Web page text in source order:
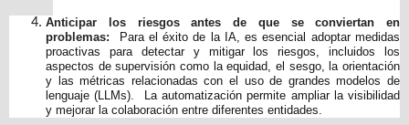
Anticipar los riesgos antes de que se conviertan en
problemas:
Para el éxito de la IA, es esencial adoptar medidas
proactivas para detectar y mitigar los riesgos, incluidos los
aspectos de supervisión como la equidad, el sesgo, la orientación
y las métricas relacionadas con el uso de grandes modelos de
lenguaje (LLMs). La automatización permite ampliar la visibilidad
y mejorar la colaboración entre diferentes entidades.